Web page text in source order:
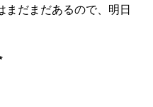
まだまだあるので、明日